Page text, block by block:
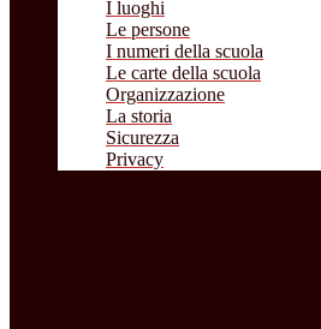
I luoghi
Le persone
I numeri della scuola
Le carte della scuola
Organizzazione
La storia
Sicurezza
Privacy